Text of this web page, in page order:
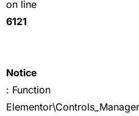
on line
6121
Notice
: Function